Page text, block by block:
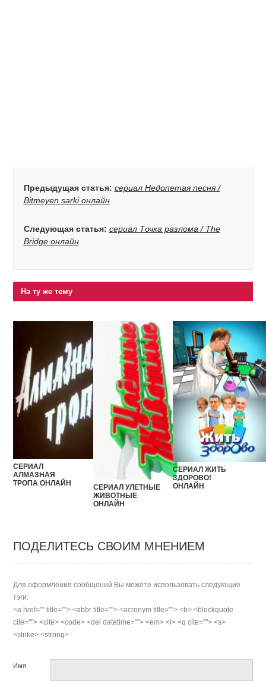
Предыдущая статья: сериал Недопетая песня /
Bitmeyen sarki онлайн
Следующая статья: сериал Точка разлома / The
Bridge онлайн
На ту же тему
СЕРИАЛ
АЛМАЗНАЯ
ТРОПА ОНЛАЙН
СЕРИАЛ УЛЕТНЫЕ
ЖИВОТНЫЕ
ОНЛАЙН
СЕРИАЛ ЖИТЬ
ЗДОРОВО!
ОНЛАЙН
ПОДЕЛИТЕСЬ СВОИМ МНЕНИЕМ
Для оформления сообщений Вы можете использовать следующие
тэги:
<a href="" title=""> <abbr title=""> <acronym title=""> <b> <blockquote
cite=""> <cite> <code> <del datetime=""> <em> <i> <q cite=""> <s>
<strike> <strong>
Имя